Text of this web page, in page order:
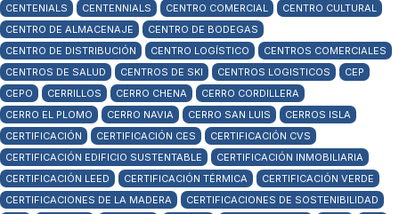
CENTENIALS
CENTENNIALS CENTRO COMERCIAL
CENTRO CULTURAL
CENTRO DE ALMACENAJE
CENTRO DE BODEGAS
CENTRO DE DISTRIBUCIÓN
CENTRO LOGÍSTICO
CENTROS COMERCIALES
CENTROS DE SALUD
CENTROS DE SKI CENTROS LOGISTICOS
CEP
CEPO
CERRILLOS CERRO CHENA
CERRO CORDILLERA
CERRO EL PLOMO
CERRO NAVIA CERRO SAN LUIS
CERROS ISLA
CERTIFICACIÓN
CERTIFICACIÓN CES
CERTIFICACIÓN CVS
CERTIFICACIÓN EDIFICIO SUSTENTABLE
CERTIFICACIÓN INMOBILIARIA
CERTIFICACIÓN LEED
CERTIFICACIÓN TÉRMICA
CERTIFICACIÓN VERDE
CERTIFICACIONES DE LA MADERA
CERTIFICACIONES DE SOSTENIBILIDAD